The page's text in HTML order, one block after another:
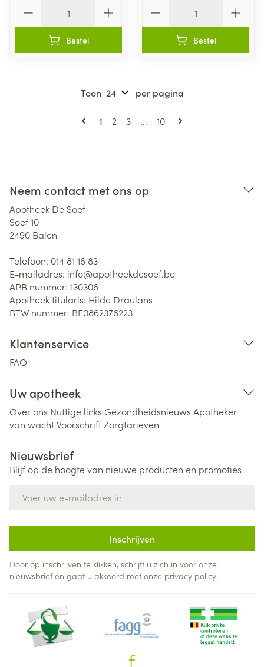
Bestel Bestel
Pagina's
U lees momenteel pagina
1 Pagina
2 Pagina
3 ... Pagina
10
Toon per pagina
Neem contact met ons op
Apotheek De Soef
Soef 10
2490 Balen
Telefoon: 014 81 16 83
E-mailadres: info@apotheekdesoef.be
APB nummer: 130306
Apotheek titularis: Hilde Draulans
BTW nummer: BE0862376223
Klantenservice
FAQ
Uw apotheek
Over ons Nuttige links Gezondheidsnieuws Apotheker
van wachtVoorschriftZorgtarieven
Nieuwsbrief
Blijf op de hoogte van nieuwe producten en promoties
Inschrijven
Door op inschrijven te klikken, schrijft u zich in voor onze
nieuwsbrief en gaat u akkoord met onze privacy policy.